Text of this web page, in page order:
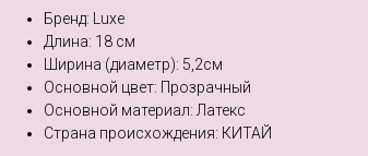
Бренд: Luxe
Длина: 18 см
Ширина (диаметр): 5,2см
Основной цвет: Прозрачный
Основной материал: Латекс
Страна происхождения: КИТАЙ